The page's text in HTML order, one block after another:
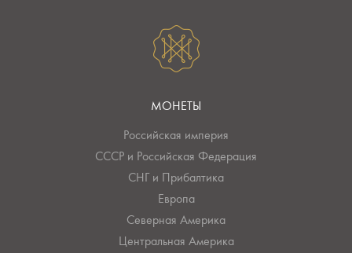
МОНЕТЫ
Российская империя
СССР и Российская Федерация
СНГ и Прибалтика
Европа
Северная Америка
Центральная Америка